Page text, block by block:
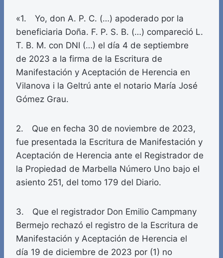
«1. Yo, don A. P. C. (…) apoderado por la
beneficiaria Doña. F. P. S. B. (…) compareció L.
T. B. M. con DNI (…) el día 4 de septiembre
de 2023 a la firma de la Escritura de
Manifestación y Aceptación de Herencia en
Vilanova i la Geltrú ante el notario María José
Gómez Grau.
2. Que en fecha 30 de noviembre de 2023,
fue presentada la Escritura de Manifestación y
Aceptación de Herencia ante el Registrador de
la Propiedad de Marbella Número Uno bajo el
asiento 251, del tomo 179 del Diario.
3. Que el registrador Don Emilio Campmany
Bermejo rechazó el registro de la Escritura de
Manifestación y Aceptación de Herencia el
día 19 de diciembre de 2023 por (1) no